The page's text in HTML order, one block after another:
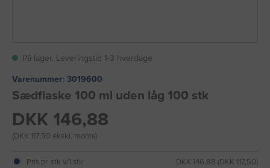
På lager. Leveringstid 1-3 hverdage
Varenummer: 3019600
Sædflaske 100 ml uden låg 100 stk
DKK 146,88
(DKK 117,50 ekskl. moms)
Pris pr. stk v/1 stk DKK 146,88 (DKK 117,50)